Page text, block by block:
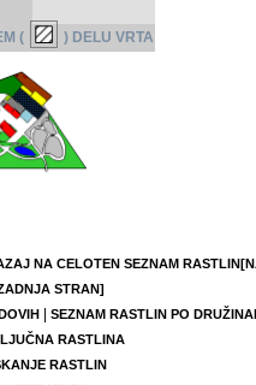
(
) DELU VRTA
NA CELOTEN SEZNAM RASTLIN
STRAN]
|
SEZNAM RASTLIN PO
RASTLINA
RASTLIN